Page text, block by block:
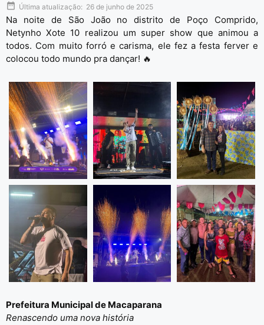
Última atualização: 26 de junho de 2025
Na noite de São João no distrito de Poço Comprido,
Netynho Xote 10 realizou um super show que animou a
todos. Com muito forró e carisma, ele fez a festa ferver e
colocou todo mundo pra dançar! 🔥
Prefeitura Municipal de Macaparana
Renascendo uma nova história